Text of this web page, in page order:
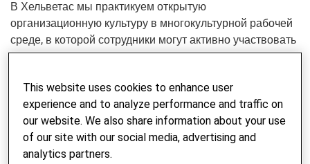
В Хельветас мы практикуем открытую
организационную культуру в многокультурной рабочей
среде, в которой сотрудники могут активно участвовать
и успешно отмечать успешные миссии. Мы предлагаем
образования и повышения квалификации, чтобы наши
коллеги могли учиться и развиваться как лично, так и в
своем профессиональном качестве. Мы поддерживаем
социально ответственную и дружественную кадровую
политику с предоставлением отпуска по беременности
This website uses cookies to enhance user
experience and to analyze performance and traffic on
our website. We also share information about your use
of our site with our social media, advertising and
analytics partners.